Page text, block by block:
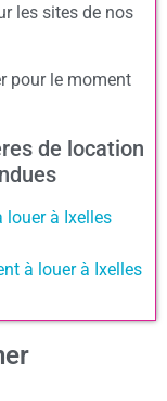
les sites de nos
pour le moment
de location
louer à Ixelles
à louer à Ixelles